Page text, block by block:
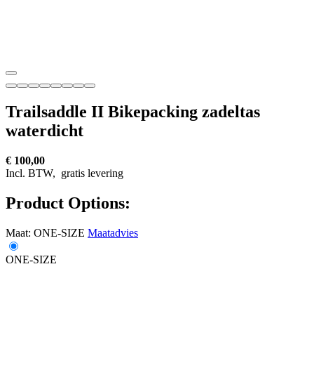
Trailsaddle II Bikepacking zadeltas
waterdicht
€ 100,00
Incl. BTW, gratis levering
Product Options:
Maat: ONE-SIZE Maatadvies
ONE-SIZE